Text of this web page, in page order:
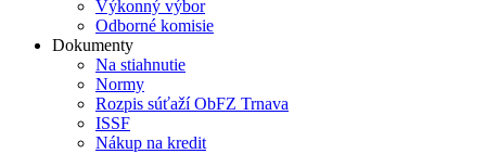
Výkonný výbor
Odborné komisie
Dokumenty
Na stiahnutie
Normy
Rozpis súťaží ObFZ Trnava
ISSF
Nákup na kredit